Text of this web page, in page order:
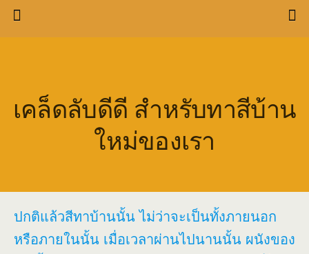
เคล็ดลับดีดี สำหรับทาสีบ้าน
ใหม่ของเรา
ปกติแล้วสีทาบ้านนั้น ไม่ว่าจะเป็นทั้งภายนอก
หรือภายในนั้น เมื่อเวลาผ่านไปนานนั้น ผนังของ